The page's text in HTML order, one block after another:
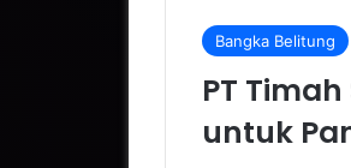
Bangka Belitung
PT
untuk